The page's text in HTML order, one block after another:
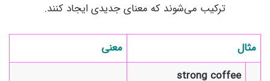
ترکیب می‌شوند که معنای جدیدی ایجاد کنند.
مثال معنی
strong coffee